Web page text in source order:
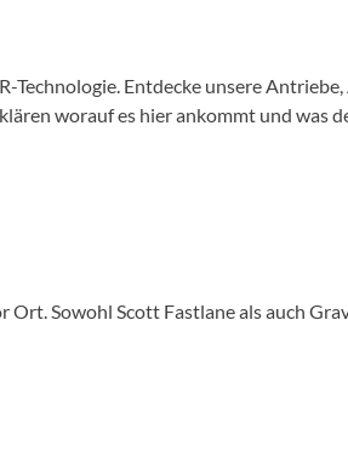
Powerbar
ROTWILD Bikes
Entdecke unsere
worauf es hier ankommt und was
Ort. Sowohl Scott Fastlane als auch